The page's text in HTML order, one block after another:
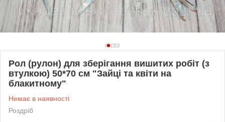
Рол (рулон) для зберігання вишитих робіт (з
втулкою) 50*70 см "Зайці та квіти на
блакитному"
Немає в наявності
Роздріб